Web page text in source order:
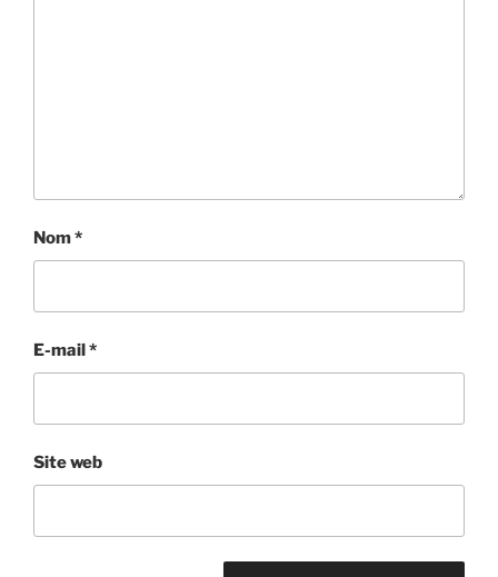
Nom*
E-mail*
Site web